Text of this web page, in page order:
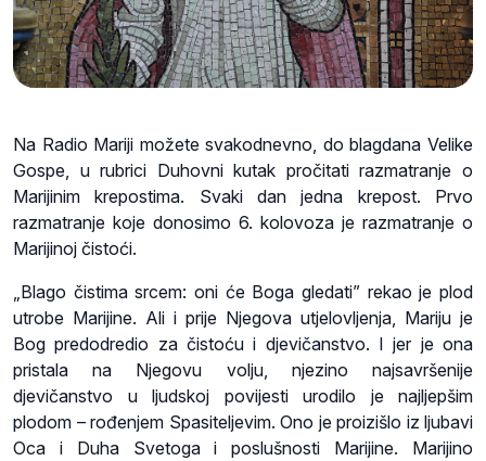
Na Radio Mariji možete svakodnevno, do blagdana Velike
Gospe, u rubrici Duhovni kutak pročitati razmatranje o
Marijinim krepostima. Svaki dan jedna krepost. Prvo
razmatranje koje donosimo 6. kolovoza je razmatranje o
Marijinoj čistoći.
„Blago čistima srcem: oni će Boga gledati” rekao je plod
utrobe Marijine. Ali i prije Njegova utjelovljenja, Mariju je
Bog predodredio za čistoću i djevičanstvo. I jer je ona
pristala na Njegovu volju, njezino najsavršenije
djevičanstvo u ljudskoj povijesti urodilo je najljepšim
plodom – rođenjem Spasiteljevim. Ono je proizišlo iz ljubavi
Oca i Duha Svetoga i poslušnosti Marijine. Marijino